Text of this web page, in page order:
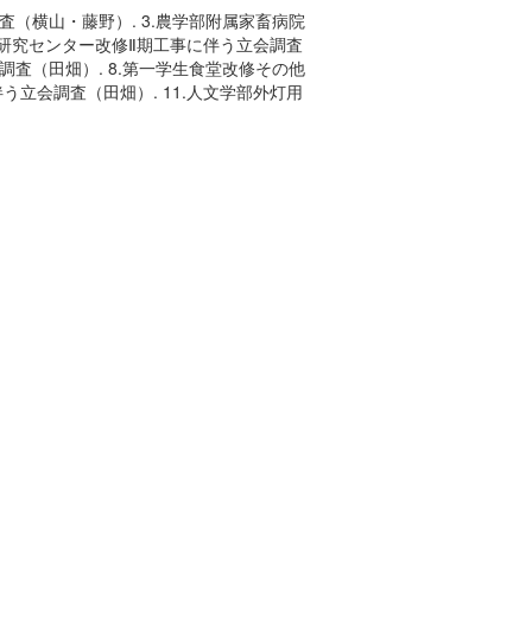
（横山・藤野）. 3.農学部附属家畜病院
究センター改修Ⅱ期工事に伴う立会調査
査（田畑）. 8.第一学生食堂改修その他
立会調査（田畑）. 11.人文学部外灯用